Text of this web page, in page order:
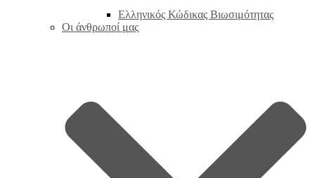
Ελληνικός Κώδικας Βιωσιμότητας
Οι άνθρωποί μας